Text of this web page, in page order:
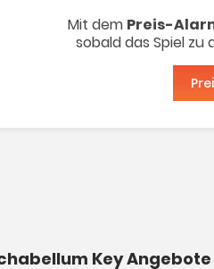
Mit dem Preis-
sobald das Spiel
Key Angebote